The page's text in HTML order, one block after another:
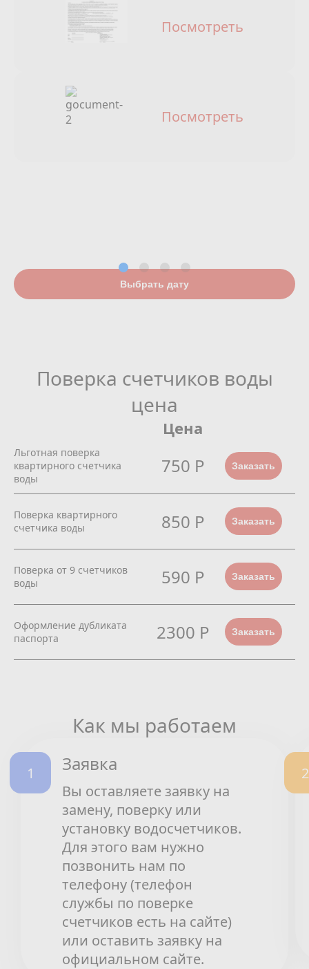
Официальный партнёр mos.ru
защита от мошенников
Посмотреть
Посмотреть
Выбрать дату
Поверка счетчиков воды
цена
Цена
Льготная поверка
квартирного счетчика
воды
750 Р Заказать
Поверка квартирного
счетчика воды
850 Р Заказать
Поверка от 9 счетчиков
воды
590 Р Заказать
Оформление дубликата
паспорта
2300 Р Заказать
Как мы работаем
Заявка
Вы оставляете заявку на
замену, поверку или
установку водосчетчиков.
Для этого вам нужно
позвонить нам по
телефону (телефон
службы по поверке
счетчиков есть на сайте)
или оставить заявку на
официальном сайте.